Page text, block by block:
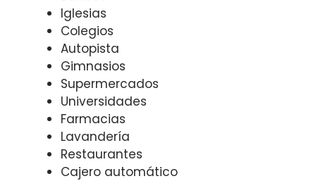
Iglesias
Colegios
Autopista
Gimnasios
Supermercados
Universidades
Farmacias
Lavandería
Restaurantes
Cajero automático